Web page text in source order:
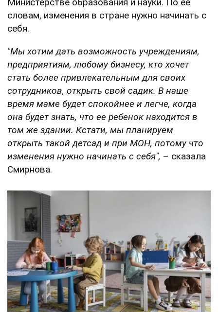
словам, изменения в стране нужно начинать с
себя.
"Мы хотим дать возможность учреждениям,
предприятиям, любому бизнесу, кто хочет
стать более привлекательным для своих
сотрудников, открыть свой садик. В наше
время маме будет спокойнее и легче, когда
она будет знать, что ее ребенок находится в
том же здании. Кстати, мы планируем
открыть такой детсад и при МОН, потому что
изменения нужно начинать с себя", – сказала
Смирнова.